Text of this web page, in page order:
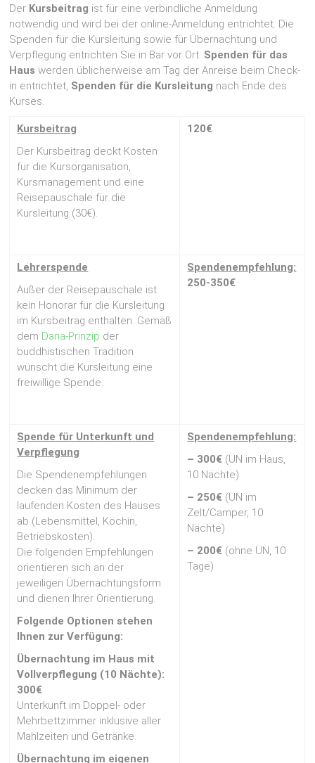
Der Kursbeitrag ist für eine verbindliche Anmeldung
notwendig und wird bei der online-Anmeldung entrichtet. Die
Spenden für die Kursleitung sowie für Übernachtung und
Verpflegung entrichten Sie in Bar vor Ort. Spenden für das
Haus werden üblicherweise am Tag der Anreise beim Check-
in entrichtet, Spenden für die Kursleitung nach Ende des
Kurses.
Kursbeitrag
Der Kursbeitrag deckt Kosten
für die Kursorganisation,
Kursmanagement und eine
Reisepauschale für die
Kursleitung (30€).
120€
Lehrerspende
Außer der Reisepauschale ist
kein Honorar für die Kursleitung
im Kursbeitrag enthalten. Gemäß
dem Dana-Prinzip der
buddhistischen Tradition
wünscht die Kursleitung eine
freiwillige Spende.
Spendenempfehlung:
250-350€
Spende für Unterkunft und
Verpflegung
Die Spendenempfehlungen
decken das Minimum der
laufenden Kosten des Hauses
ab (Lebensmittel, Köchin,
Betriebskosten).
Die folgenden Empfehlungen
orientieren sich an der
jeweiligen Übernachtungsform
und dienen Ihrer Orientierung.
Folgende Optionen stehen
Ihnen zur Verfügung:
Übernachtung im Haus mit
Vollverpflegung (10 Nächte):
300€
Unterkunft im Doppel- oder
Mehrbettzimmer inklusive aller
Mahlzeiten und Getränke.
Übernachtung im eigenen
Spendenempfehlung:
– 300€ (ÜN im Haus,
10 Nächte)
– 250€ (ÜN im
Zelt/Camper, 10
Nächte)
– 200€ (ohne ÜN, 10
Tage)